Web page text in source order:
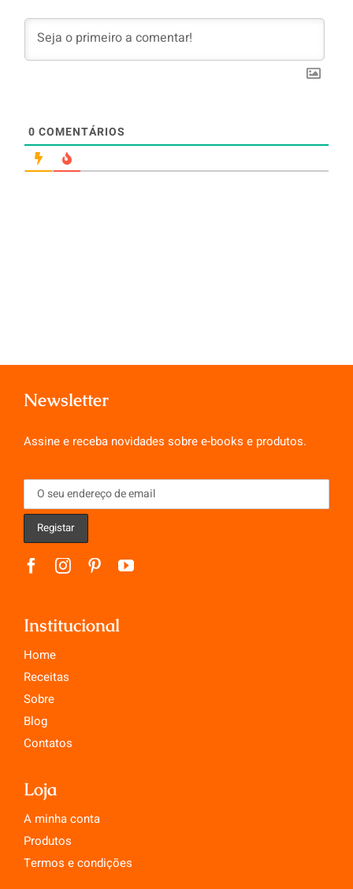
0 COMENTÁRIOS
Newsletter
Assine e receba novidades sobre e-books e produtos.
Institucional
Home
Receitas
Sobre
Blog
Contatos
Loja
A minha conta
Produtos
Termos e condições